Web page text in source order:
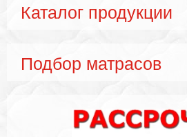
Каталог продукции
Подбор матрасов